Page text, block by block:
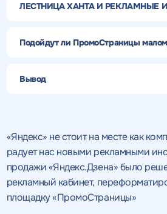
ЛЕСТНИЦА ХАНТА И РЕКЛАМНЫЕ
Подойдут ли ПромоСтраницы
Вывод
«Яндекс» не стоит на месте как
радует нас новыми рекламными
продажи «Яндекс.Дзена» было
рекламный кабинет,
площадку «ПромоСтраницы»